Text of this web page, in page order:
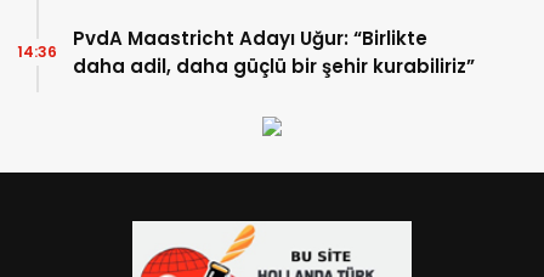
PvdA Maastricht Adayı Uğur: “Birlikte
daha adil, daha güçlü bir şehir kurabiliriz”
14:36